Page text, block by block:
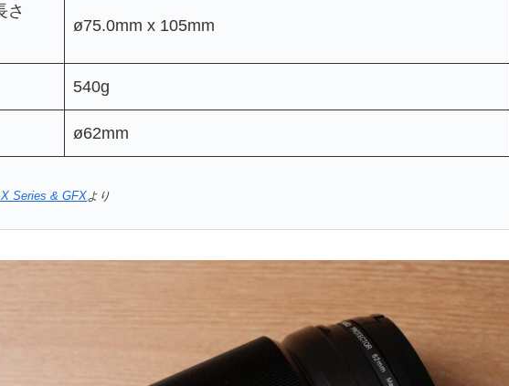
さ
ø75.0mm x 105mm
540g
ø62mm
Series & GFXより